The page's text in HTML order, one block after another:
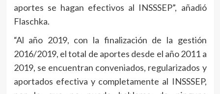
aportes se hagan efectivos al INSSSEP”, añadió
Flaschka.
“Al año 2019, con la finalización de la gestión
2016/2019, el total de aportes desde el año 2011 a
2019, se encuentran conveniados, regularizados y
aportados efectiva y completamente al INSSSEP,